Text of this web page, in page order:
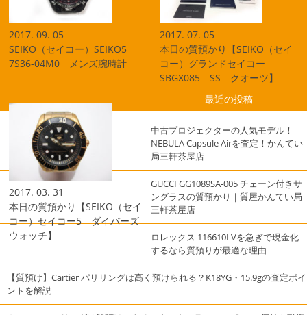
2017. 09. 05
SEIKO（セイコー）SEIKO5
7S36-04M0 メンズ腕時計
2017. 07. 05
本日の質預かり【SEIKO（セイ
コー）グランドセイコー
SBGX085 SS クオーツ】
2017. 03. 31
本日の質預かり【SEIKO（セイ
コー）セイコー5 ダイバーズ
ウォッチ】
最近の投稿
中古プロジェクターの人気モデル！
NEBULA Capsule Airを査定！かんてい
局三軒茶屋店
GUCCI GG1089SA-005 チェーン付きサ
ングラスの質預かり｜質屋かんてい局
三軒茶屋店
ロレックス 116610LVを急ぎで現金化
するなら質預りが最適な理由
【質預け】Cartier パリリングは高く預けられる？K18YG・15.9gの査定ポイ
ントを解説